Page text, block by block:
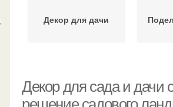
Декор для дачи
Декор для сада и дачи